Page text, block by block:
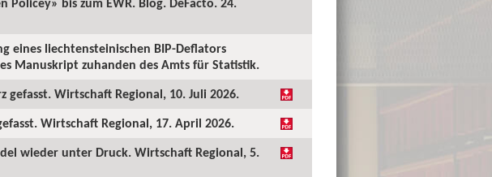
eines liechtensteinischen BIP-Deflators
Manuskript zuhanden des Amts für Statistik.
Wirtschaft Regional, 10. Juli 2026.
Wirtschaft Regional, 17. April 2026.
wieder unter Druck. Wirtschaft Regional, 5.